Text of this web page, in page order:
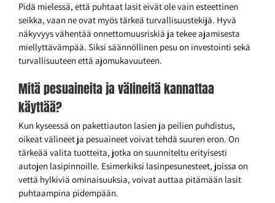
Pidä mielessä, että puhtaat lasit eivät ole vain esteettinen
seikka, vaan ne ovat myös tärkeä turvallisuustekijä. Hyvä
näkyvyys vähentää onnettomuusriskiä ja tekee ajamisesta
miellyttävämpää. Siksi säännöllinen pesu on investointi sekä
turvallisuuteen että ajomukavuuteen.
Mitä pesuaineita ja välineitä kannattaa
käyttää?
Kun kyseessä on pakettiauton lasien ja peilien puhdistus,
oikeat välineet ja pesuaineet voivat tehdä suuren eron. On
tärkeää valita tuotteita, jotka on suunniteltu erityisesti
autojen lasipinnoille. Esimerkiksi lasinpesunesteet, joissa on
vettä hylkiviä ominaisuuksia, voivat auttaa pitämään lasit
puhtaampina pidempään.